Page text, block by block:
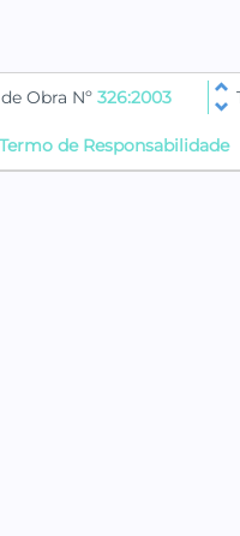
Obra Nº 326:2003
Termo de Responsabilidade
TERMO DE